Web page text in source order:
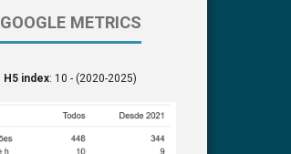
GOOGLE METRICS
H5 index: 10 - (2020-2025)